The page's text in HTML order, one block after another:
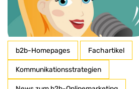
b2b-Homepages Fachartikel
Kommunikationsstrategien